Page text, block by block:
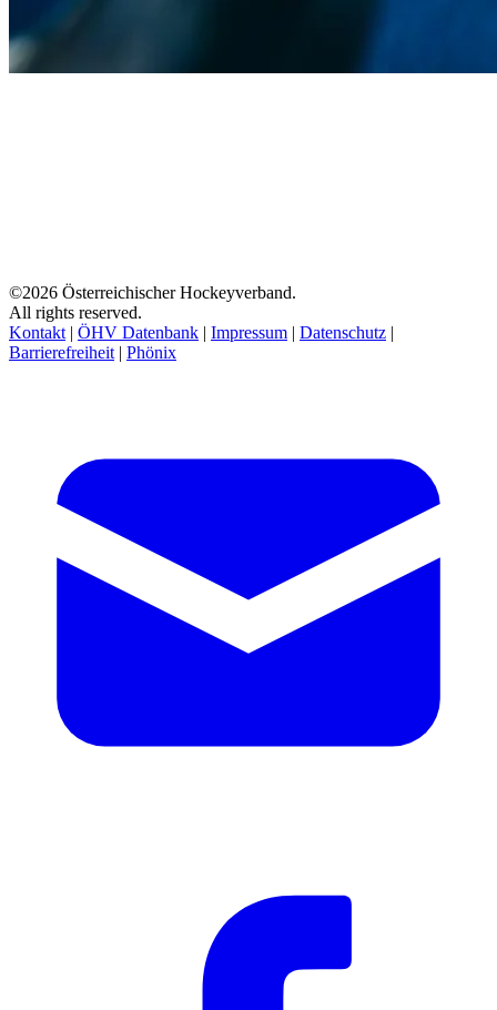
©2026 Österreichischer Hockeyverband.
All rights reserved.
Kontakt | ÖHV Datenbank | Impressum | Datenschutz |
Barrierefreiheit | Phönix